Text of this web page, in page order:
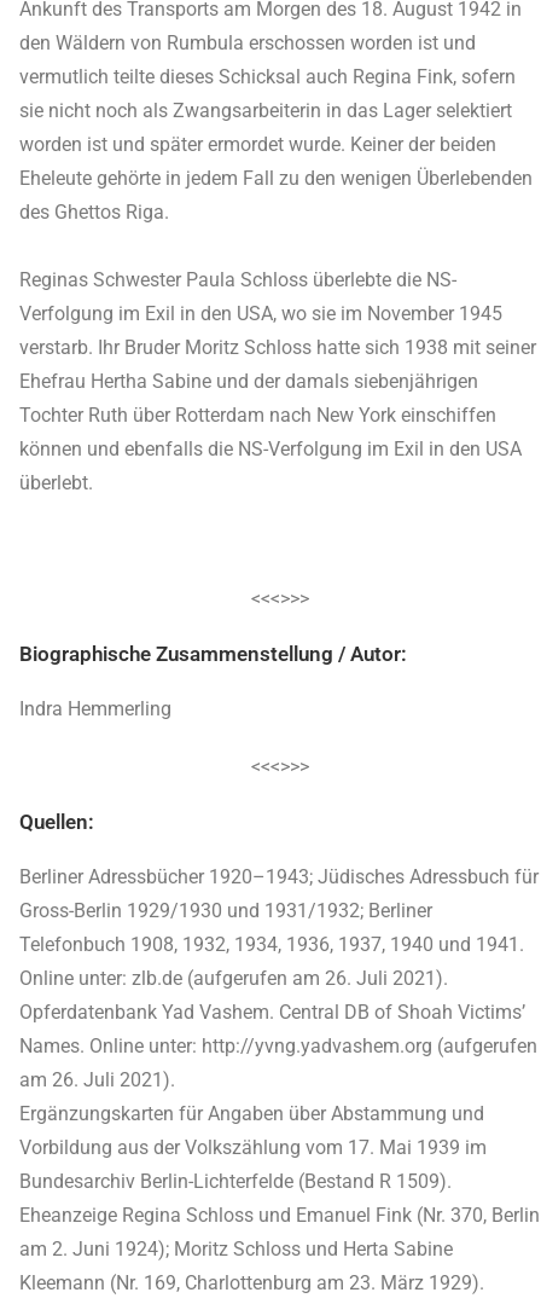
Ankunft des Transports am Morgen des 18. August 1942 in
den Wäldern von Rumbula erschossen worden ist und
vermutlich teilte dieses Schicksal auch Regina Fink, sofern
sie nicht noch als Zwangsarbeiterin in das Lager selektiert
worden ist und später ermordet wurde. Keiner der beiden
Eheleute gehörte in jedem Fall zu den wenigen Überlebenden
des Ghettos Riga.
Reginas Schwester Paula Schloss überlebte die NS-
Verfolgung im Exil in den USA, wo sie im November 1945
verstarb. Ihr Bruder Moritz Schloss hatte sich 1938 mit seiner
Ehefrau Hertha Sabine und der damals siebenjährigen
Tochter Ruth über Rotterdam nach New York einschiffen
können und ebenfalls die NS-Verfolgung im Exil in den USA
überlebt.
<<<>>>
Biographische Zusammenstellung / Autor:
Indra Hemmerling
<<<>>>
Quellen:
Berliner Adressbücher 1920–1943; Jüdisches Adressbuch für
Gross-Berlin 1929/1930 und 1931/1932; Berliner
Telefonbuch 1908, 1932, 1934, 1936, 1937, 1940 und 1941.
Online unter: zlb.de (aufgerufen am 26. Juli 2021).
Opferdatenbank Yad Vashem. Central DB of Shoah Victims’
Names. Online unter: http://yvng.yadvashem.org (aufgerufen
am 26. Juli 2021).
Ergänzungskarten für Angaben über Abstammung und
Vorbildung aus der Volkszählung vom 17. Mai 1939 im
Bundesarchiv Berlin-Lichterfelde (Bestand R 1509).
Eheanzeige Regina Schloss und Emanuel Fink (Nr. 370, Berlin
am 2. Juni 1924); Moritz Schloss und Herta Sabine
Kleemann (Nr. 169, Charlottenburg am 23. März 1929).